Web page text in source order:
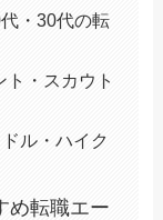
・30代の転
・スカウト
ル・ハイク
め転職エー